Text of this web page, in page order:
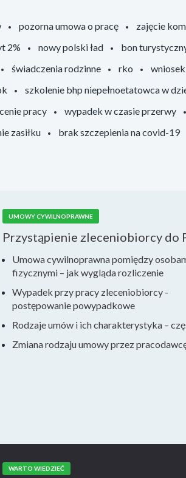
pozorna umowa o pracę zajęcie
2% nowy polski ład bon
świadczenia rodzinne rko
szkolenie bhp niepełnoetatowca w
pracy wypadek w czasie przerwy
zasiłku brak szczepienia na covid-19
UMOWY CYWILNOPRAWNE
Przystąpienie zleceniobiorcy do
Umowa cywilnoprawna pomiędzy
fizycznymi – jak wygląda rozliczenie
Wypadek przy pracy zleceniobiorcy -
postępowanie powypadkowe
Rodzaje umów i ich charakterystyka –
Zmiana rodzaju umowy przez
WARTO WIEDZIEĆ